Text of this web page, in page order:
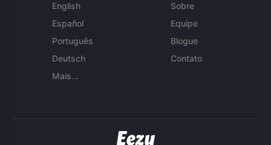
English
Español
Português
Deutsch
Mais...
Sobre
Equipe
Blogue
Contato